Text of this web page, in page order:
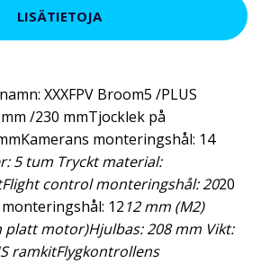
LISÄTIETOJA
XXXFPV Broom5 /PLUS
/230 mmTjocklek på
monteringshål: 14
5 tum Tryckt material:
control monteringshål: 2020
12 12 mm (M2)
platt motor)Hjulbas: 208 mm Vikt:
ramkitFlygkontrollens